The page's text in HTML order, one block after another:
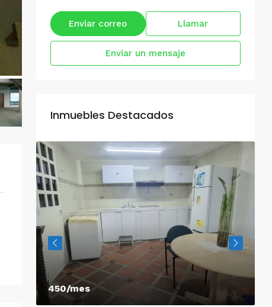
Enviar correo Llamar
Enviar un mensaje
Inmuebles Destacados
450/mes